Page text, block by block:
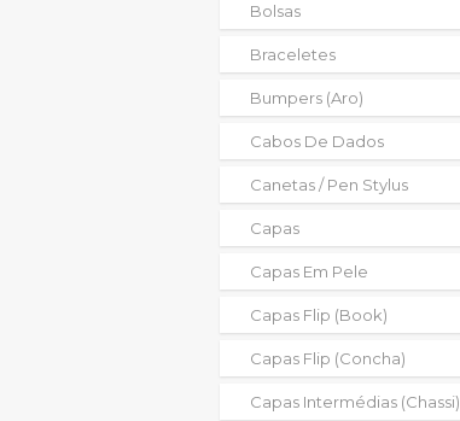
Bolsas
Braceletes
Bumpers (aro)
Cabos De Dados
Canetas / Pen Stylus
Capas
Capas Em Pele
Capas Flip (book)
Capas Flip (concha)
Capas Intermédias (chassi)